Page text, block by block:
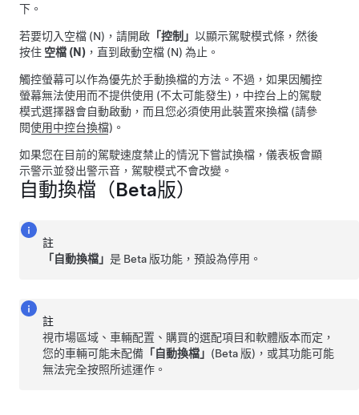
下。
若要切入空檔 (N)，請開啟 「控制」 以顯示駕駛模式條，然後
按住 空檔 (N) ，直到啟動空檔 (N) 為止。
觸控螢幕可以作為優先於手動換檔的方法。不過，如果因觸控
螢幕無法使用而不提供使用 (不太可能發生)， 中控台 上的駕駛
模式選擇器會自動啟動，而且您必須使用此裝置來換檔 (請參
閱使用中控台換檔)。
如果您在目前的駕駛速度禁止的情況下嘗試換檔， 儀表板會顯
示警示並發出警示音，駕駛模式不會改變。
自動換檔（Beta版）
註
「自動換檔」是 Beta 版功能，預設為停用。
註
視市場區域、車輛配置、購買的選配項目和軟體版本而定，
您的車輛可能未配備 「自動換檔」 (Beta 版)，或其功能可能
無法完全按照所述運作。